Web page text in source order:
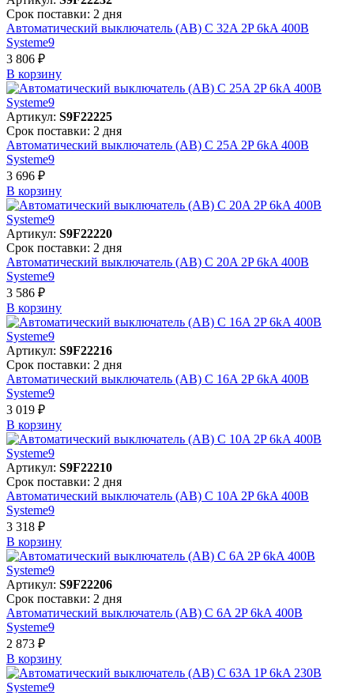
Срок поставки: 2 дня
Автоматический выключатель (АВ) C 32A 2P 6kA 400В
Systeme9
3 806 ₽
В корзинy
Артикул: S9F22225
Срок поставки: 2 дня
Автоматический выключатель (АВ) C 25A 2P 6kA 400В
Systeme9
3 696 ₽
В корзинy
Артикул: S9F22220
Срок поставки: 2 дня
Автоматический выключатель (АВ) C 20A 2P 6kA 400В
Systeme9
3 586 ₽
В корзинy
Артикул: S9F22216
Срок поставки: 2 дня
Автоматический выключатель (АВ) C 16A 2P 6kA 400В
Systeme9
3 019 ₽
В корзинy
Артикул: S9F22210
Срок поставки: 2 дня
Автоматический выключатель (АВ) C 10A 2P 6kA 400В
Systeme9
3 318 ₽
В корзинy
Артикул: S9F22206
Срок поставки: 2 дня
Автоматический выключатель (АВ) C 6A 2P 6kA 400В
Systeme9
2 873 ₽
В корзинy